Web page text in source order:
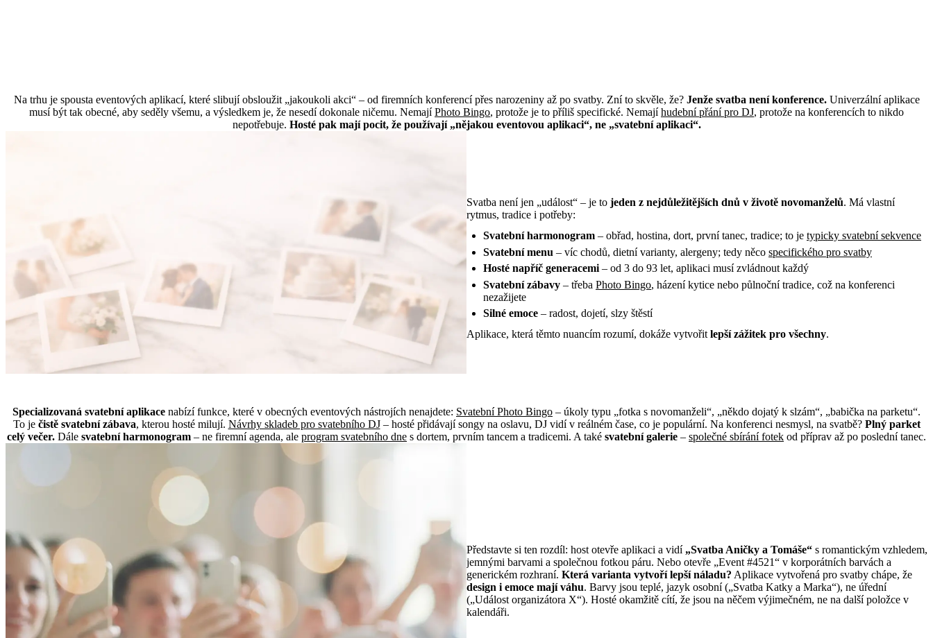
Na trhu je spousta eventových aplikací, které slibují obsloužit „jakoukoli akci“ – od firemních konferencí přes narozeniny až po svatby. Zní to skvěle, že? Jenže svatba není konference.Univerzální aplikace
musí být tak obecné, aby seděly všemu, a výsledkem je, že nesedí dokonale ničemu. NemajíPhoto Bingo, protože je to příliš specifické. Nemajíhudební přání pro DJ, protože na konferencích to nikdo
nepotřebuje. Hosté pak mají pocit, že používají „nějakou eventovou aplikaci“, ne „svatební aplikaci“.
Svatba není jen „událost“ – je to jeden z nejdůležitějších dnů v životě novomanželů. Má vlastní
rytmus, tradice i potřeby:
Svatební harmonogram – obřad, hostina, dort, první tanec, tradice; to je typicky svatební sekvence
Svatební menu – víc chodů, dietní varianty, alergeny; tedy něco specifického pro svatby
Hosté napříč generacemi – od 3 do 93 let, aplikaci musí zvládnout každý
Svatební zábavy – třeba Photo Bingo, házení kytice nebo půlnoční tradice, což na konferenci
nezažijete
Silné emoce – radost, dojetí, slzy štěstí
Aplikace, která těmto nuancím rozumí, dokáže vytvořit lepší zážitek pro všechny.
Specializovaná svatební aplikace nabízí funkce, které v obecných eventových nástrojích nenajdete: Svatební Photo Bingo – úkoly typu „fotka s novomanželi“, „někdo dojatý k slzám“, „babička na parketu“.
To je čistě svatební zábava, kterou hosté milují. Návrhy skladeb pro svatebního DJ– hosté přidávají songy na oslavu, DJ vidí v reálném čase, co je populární. Na konferenci nesmysl, na svatbě? Plný parket
celý večer. Dále svatební harmonogram – ne firemní agenda, ale program svatebního dne s dortem, prvním tancem a tradicemi. A také svatební galerie – společné sbírání fotek od příprav až po poslední tanec.
Představte si ten rozdíl: host otevře aplikaci a vidí „Svatba Aničky a Tomáše“ s romantickým vzhledem,
jemnými barvami a společnou fotkou páru. Nebo otevře „Event #4521“ v korporátních barvách a
generickém rozhraní. Která varianta vytvoří lepší náladu? Aplikace vytvořená pro svatby chápe, že
design i emoce mají váhu. Barvy jsou teplé, jazyk osobní („Svatba Katky a Marka“), ne úřední
(„Událost organizátora X“). Hosté okamžitě cítí, že jsou na něčem výjimečném, ne na další položce v
kalendáři.